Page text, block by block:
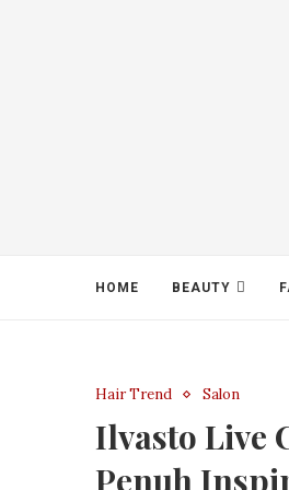
HOME BEAUTY
Hair Trend Salon
Ilvasto Live
Penuh